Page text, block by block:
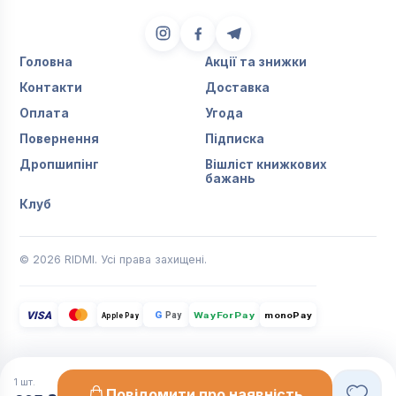
1 шт.
Головна
Акції та знижки
Контакти
Доставка
Оплата
Угода
Повернення
Підписка
Дропшипінг
Вішліст книжкових
бажань
Клуб
© 2026 RIDMI. Усі права захищені.
VISA Apple Pay G Pay WayForPay monoPay